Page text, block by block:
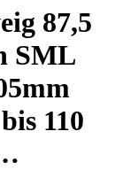
87,5
SML
110